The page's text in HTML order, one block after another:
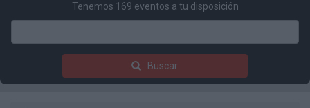
Tenemos 169 eventos a tu disposición
Buscar